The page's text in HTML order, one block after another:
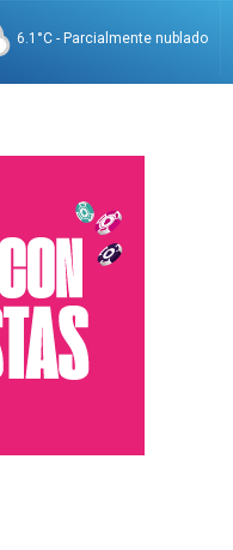
6.1°C - Parcialmente nublado